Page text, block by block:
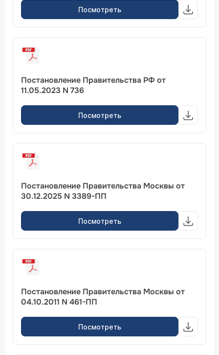
Посмотреть
Постановление Правительства РФ от
11.05.2023 N 736
Посмотреть
Постановление Правительства Москвы от
30.12.2025 N 3389-ПП
Посмотреть
Постановление Правительства Москвы от
04.10.2011 N 461-ПП
Посмотреть